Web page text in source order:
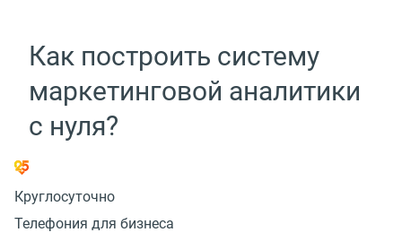
Как построить систему
маркетинговой аналитики
с нуля?
Круглосуточно
Телефония для бизнеса